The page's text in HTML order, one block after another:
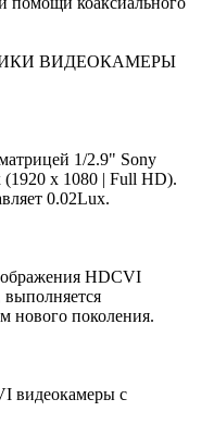
ВИДЕОКАМЕРЫ
1/2.9" Sony
х 1080 | Full HD).
0.02Lux.
HDCVI
нового поколения.
видеокамеры с